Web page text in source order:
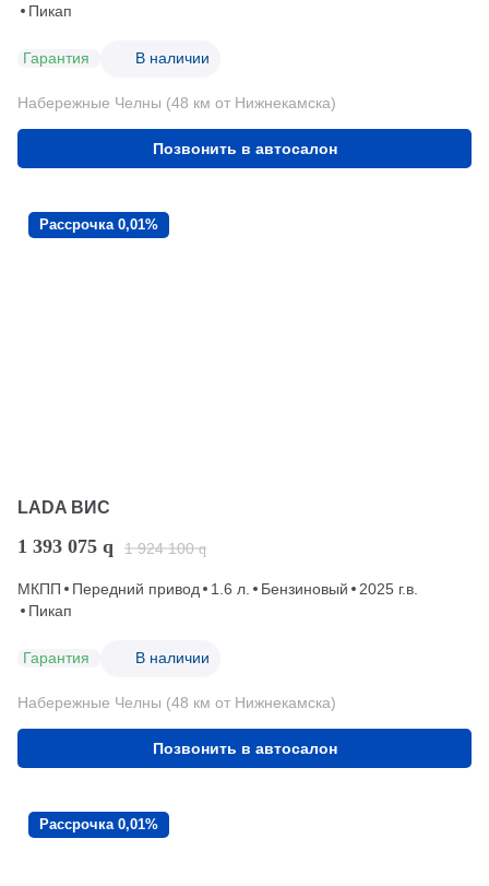
Пикап
Гарантия В наличии
Набережные Челны (48 км от Нижнекамска)
Позвонить в автосалон
Рассрочка 0,01%
LADA ВИС
1 393 075 q 1 924 100 q
МКПП Передний привод 1.6 л. Бензиновый
2025 г.в.
Пикап
Гарантия В наличии
Набережные Челны (48 км от Нижнекамска)
Позвонить в автосалон
Рассрочка 0,01%